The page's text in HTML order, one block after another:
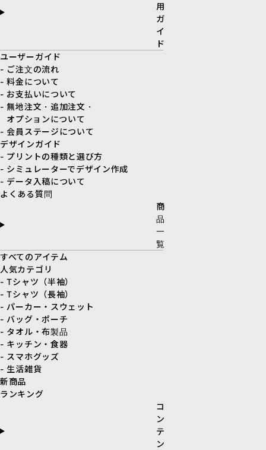
用
ガ
イ
ド
ユーザーガイド
- ご注文の流れ
- 料金について
- お支払いについて
- 無地注文・追加注文・
オプションについて
- 会員ステージについて
デザインガイド
- プリントの種類と選び方
- シミュレーターでデザイン作成
- データ入稿について
よくある質問
商
品
一
覧
すべてのアイテム
人気カテゴリ
- Tシャツ（半袖）
- Tシャツ（長袖）
- パーカー・スウェット
- バッグ・ポーチ
- タオル・布製品
- キッチン・食器
- スマホグッズ
- 生活雑貨
新商品
ランキング
コ
ン
テ
ン